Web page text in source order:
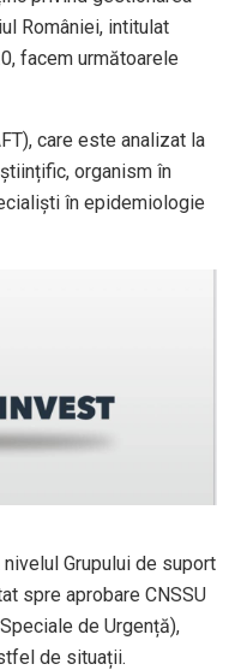
României, intitulat
facem următoarele
care este analizat la
organism în
în epidemiologie
Grupului de suport
spre aprobare CNSSU
de Urgență),
de situații.